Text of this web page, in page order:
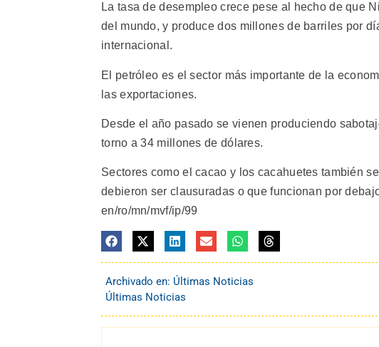
La tasa de desempleo crece pese al hecho de que
del mundo, y produce dos millones de barriles por
internacional.
El petróleo es el sector más importante de la
las exportaciones.
Desde el año pasado se vienen produciendo
torno a 34 millones de dólares.
Sectores como el cacao y los cacahuetes también
debieron ser clausuradas o que funcionan por
en/ro/mn/mvf/ip/99
Archivado en: Últimas Noticias
Últimas Noticias